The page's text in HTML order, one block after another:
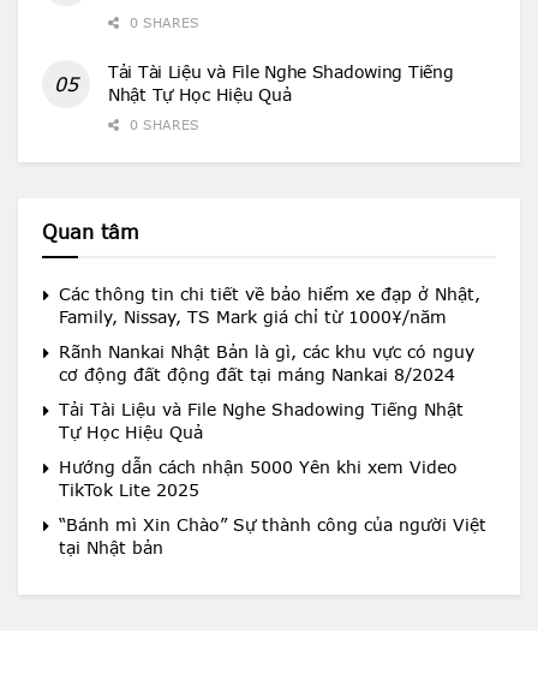
0 SHARES
Tải Tài Liệu và File Nghe Shadowing Tiếng
Nhật Tự Học Hiệu Quả
0 SHARES
Quan tâm
Các thông tin chi tiết về bảo hiểm xe đạp ở Nhật,
Family, Nissay, TS Mark giá chỉ từ 1000¥/năm
Rãnh Nankai Nhật Bản là gì, các khu vực có nguy
cơ động đất động đất tại máng Nankai 8/2024
Tải Tài Liệu và File Nghe Shadowing Tiếng Nhật
Tự Học Hiệu Quả
Hướng dẫn cách nhận 5000 Yên khi xem Video
TikTok Lite 2025
“Bánh mì Xin Chào” Sự thành công của người Việt
tại Nhật bản